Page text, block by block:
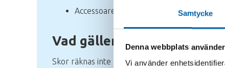
Samtycke
Denna webbplats
Vi använder
Accessoarer
Vad gäller för skor?
Skor räknas inte som textilavfall, men vår